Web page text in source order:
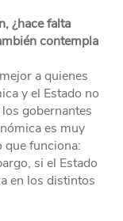
¿hace falta
contempla
a quienes
y el Estado no
gobernantes
es muy
que funciona:
si el Estado
en los distintos